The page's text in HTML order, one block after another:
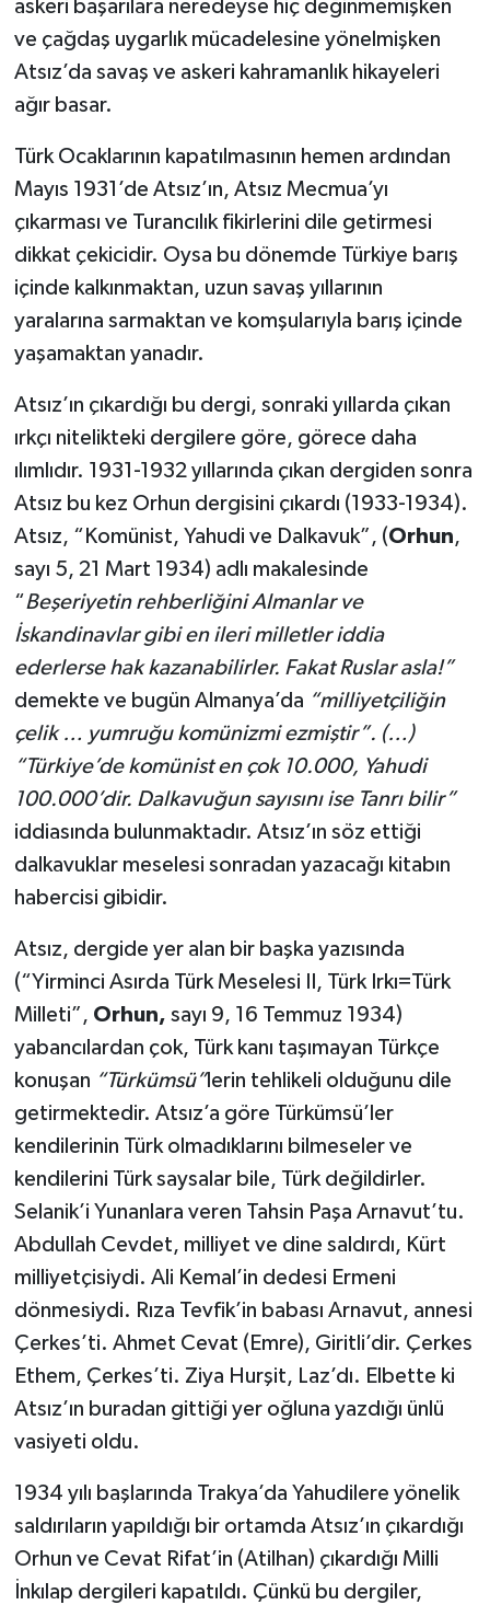
askeri başarılara neredeyse hiç değinmemişken
ve çağdaş uygarlık mücadelesine yönelmişken
Atsız’da savaş ve askeri kahramanlık hikayeleri
ağır basar.
Türk Ocaklarının kapatılmasının hemen ardından
Mayıs 1931’de Atsız’ın, Atsız Mecmua’yı
çıkarması ve Turancılık fikirlerini dile getirmesi
dikkat çekicidir. Oysa bu dönemde Türkiye barış
içinde kalkınmaktan, uzun savaş yıllarının
yaralarına sarmaktan ve komşularıyla barış içinde
yaşamaktan yanadır.
Atsız’ın çıkardığı bu dergi, sonraki yıllarda çıkan
ırkçı nitelikteki dergilere göre, görece daha
ılımlıdır. 1931-1932 yıllarında çıkan dergiden sonra
Atsız bu kez Orhun dergisini çıkardı (1933-1934).
Atsız, “Komünist, Yahudi ve Dalkavuk”, (Orhun,
sayı 5, 21 Mart 1934) adlı makalesinde
“Beşeriyetin rehberliğini Almanlar ve
İskandinavlar gibi en ileri milletler iddia
ederlerse hak kazanabilirler. Fakat Ruslar asla!”
demekte ve bugün Almanya’da “milliyetçiliğin
çelik … yumruğu komünizmi ezmiştir”. (…)
“Türkiye’de komünist en çok 10.000, Yahudi
100.000’dir. Dalkavuğun sayısını ise Tanrı bilir”
iddiasında bulunmaktadır. Atsız’ın söz ettiği
dalkavuklar meselesi sonradan yazacağı kitabın
habercisi gibidir.
Atsız, dergide yer alan bir başka yazısında
(“Yirminci Asırda Türk Meselesi II, Türk Irkı=Türk
Milleti”, Orhun, sayı 9, 16 Temmuz 1934)
yabancılardan çok, Türk kanı taşımayan Türkçe
konuşan “Türkümsü”lerin tehlikeli olduğunu dile
getirmektedir. Atsız’a göre Türkümsü’ler
kendilerinin Türk olmadıklarını bilmeseler ve
kendilerini Türk saysalar bile, Türk değildirler.
Selanik’i Yunanlara veren Tahsin Paşa Arnavut’tu.
Abdullah Cevdet, milliyet ve dine saldırdı, Kürt
milliyetçisiydi. Ali Kemal’in dedesi Ermeni
dönmesiydi. Rıza Tevfik’in babası Arnavut, annesi
Çerkes’ti. Ahmet Cevat (Emre), Giritli’dir. Çerkes
Ethem, Çerkes’ti. Ziya Hurşit, Laz’dı. Elbette ki
Atsız’ın buradan gittiği yer oğluna yazdığı ünlü
vasiyeti oldu.
1934 yılı başlarında Trakya’da Yahudilere yönelik
saldırıların yapıldığı bir ortamda Atsız’ın çıkardığı
Orhun ve Cevat Rifat’in (Atilhan) çıkardığı Milli
İnkılap dergileri kapatıldı. Çünkü bu dergiler,